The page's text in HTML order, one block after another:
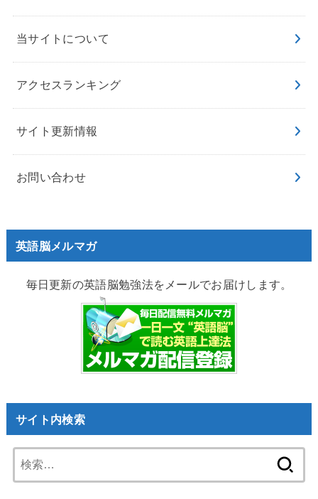
当サイトについて
アクセスランキング
サイト更新情報
お問い合わせ
英語脳メルマガ
毎日更新の英語脳勉強法をメールでお届けします。
サイト内検索
索: